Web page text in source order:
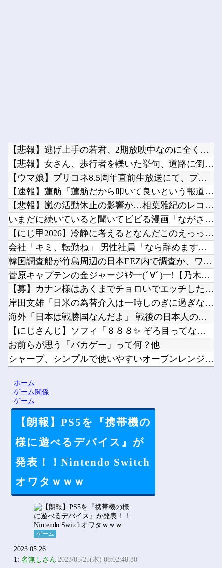
【悲報】逃げ上手の若君、2期放映中なのに全く話題にならない他
【悲報】女さん、歩行者を轢いた挙句、道路に倒れてどえらいこと...
【ウマ娘】プリコネ8.5周年直前生放送にて、プリコネ×ウマ娘...
【速報】蓮舫「蓮舫だから叩いて良いという報道」 ネット「高市...
【悲報】嵐の活動休止の影響か…相葉雅紀のレコメンが9月いっぱ...
いまだに続いていると聞いてビビる漫画「ながされて藍蘭島」「咲...
【にじ甲2026】冷静に考えるとなんだこのえっっっな格好は…...
会社「キミ、転勤ね」 男性社員「なら辞めますわ」 → 凄いこ...
韓国調査船が竹島周辺の日本EEZ内で調査か、ワイヤのようなも...
菅原キャプテンの金ジャージｷﾀ━(ﾟ∀ﾟ)━!【乃木坂46】...
【募】カナン様はあくまでチョロいでエッチしたいキャラ【画像】...
岸田文雄「日米の為替介入は一時しのぎに過ぎない。私なら円を強...
海外「日本は戦勝国なんだよ」 戦後の日本人の特別な生き様に各...
【にじさんじ】ソフィ「８８８✨ ぞろ目ってなんか嬉しくなるよ...
お前らが思う「バカゲー」って何？他
シャープ、シンプルで使いやすいオーブンレンジ「RE-WF18...
ワイ同じスマホ11年使ってるんやけど他
Powered by livedoor 相互RSS
ホーム
ゲーム関係
ゲーム
【朗報】PS5を『携帯機の
様に遊べるデバイス』が
発表！！Nintendo Switch
オワタｗｗｗ
ゲーム
2023.05.26
1:名無しさん 2023/05/25(木) 08:02:48.80